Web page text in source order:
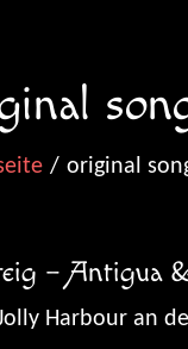
original
– Antigua
Harbour an